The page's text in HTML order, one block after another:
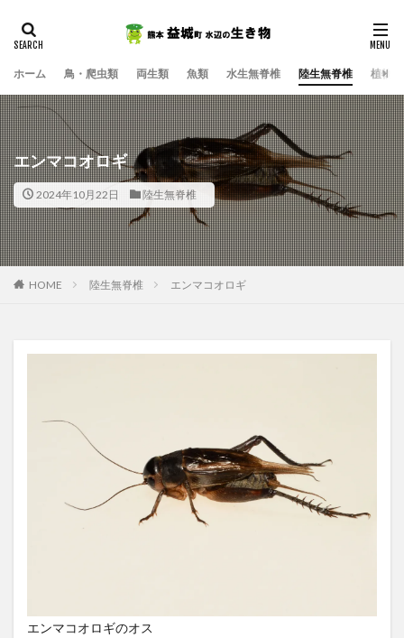
ホーム 鳥・爬虫類 両生類 魚類 水生無脊椎 陸生無脊椎 植物
エンマコオロギ
2024年10月22日 陸生無脊椎
HOME 陸生無脊椎 エンマコオロギ
エンマコオロギのオス